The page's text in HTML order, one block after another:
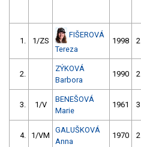
1. 1/ZS
FIŠEROVÁ
Tereza
1998 2
2.
ZÝKOVÁ
Barbora
1990 2
3. 1/V
BENEŠOVÁ
Marie
1961 3
4. 1/VM
GALUŠKOVÁ
Anna
1970 2